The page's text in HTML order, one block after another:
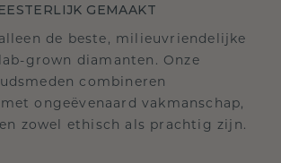
GEMAAKT
de beste, milieuvriendelijke
grown diamanten. Onze
combineren
ongeëvenaard vakmanschap,
zowel ethisch als prachtig zijn.